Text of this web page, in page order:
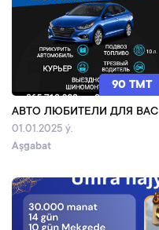
90 TMT
АВТО ЛЮБИТЕЛИ ДЛЯ ВАС
01.01.2025 ý.
Aşgabat